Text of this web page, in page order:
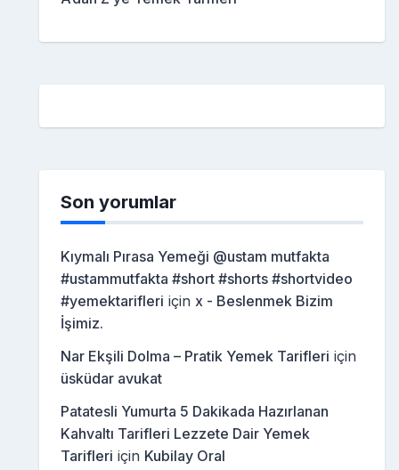
Son yorumlar
Kıymalı Pırasa Yemeği @ustam mutfakta
#ustammutfakta #short #shorts #shortvideo
#yemektarifleri için x - Beslenmek Bizim
İşimiz.
Nar Ekşili Dolma – Pratik Yemek Tarifleri için
üsküdar avukat
Patatesli Yumurta 5 Dakikada Hazırlanan
Kahvaltı Tarifleri Lezzete Dair Yemek
Tarifleri için Kubilay Oral